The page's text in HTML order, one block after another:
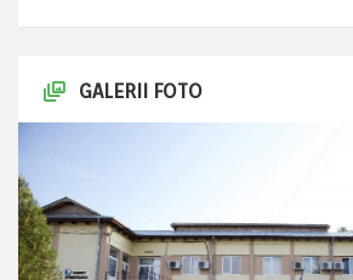
GALERII FOTO